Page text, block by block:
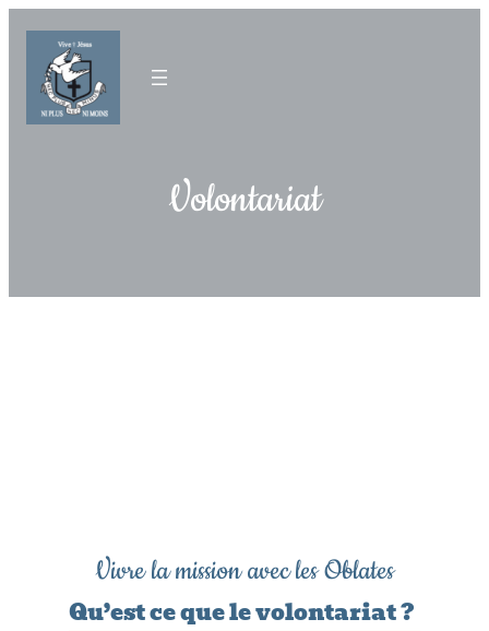
Volontariat
Vivre la mission avec les Oblates
Qu’est ce que le volontariat ?